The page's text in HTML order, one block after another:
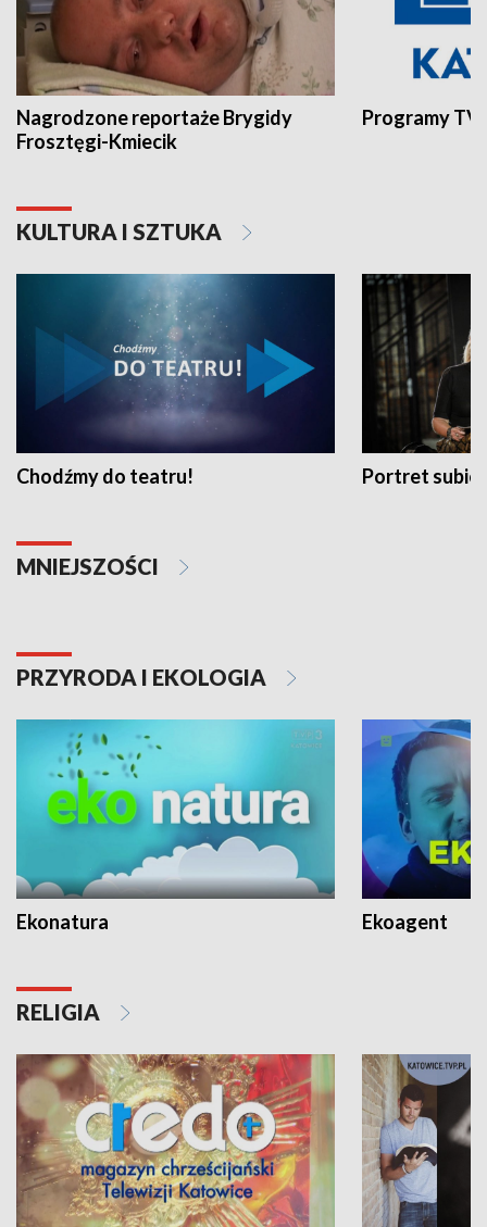
Nagrodzone reportaże Brygidy
Frosztęgi-Kmiecik
Programy
KULTURA I SZTUKA
Chodźmy do teatru! Portret
MNIEJSZOŚCI
PRZYRODA I EKOLOGIA
Ekonatura Ekoagent
RELIGIA